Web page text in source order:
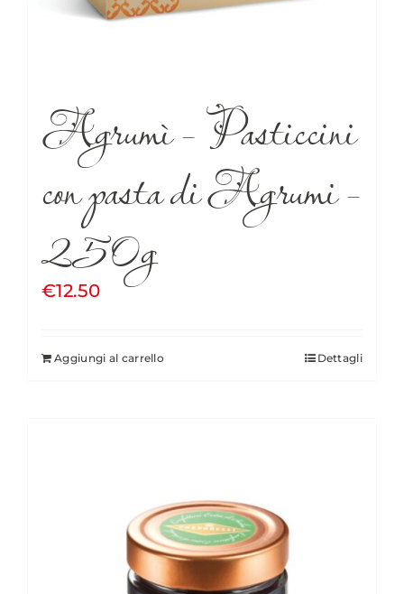
Agrumì – Pasticcini
con pasta di Agrumi –
250g
€12.50
Aggiungi al carrello Dettagli